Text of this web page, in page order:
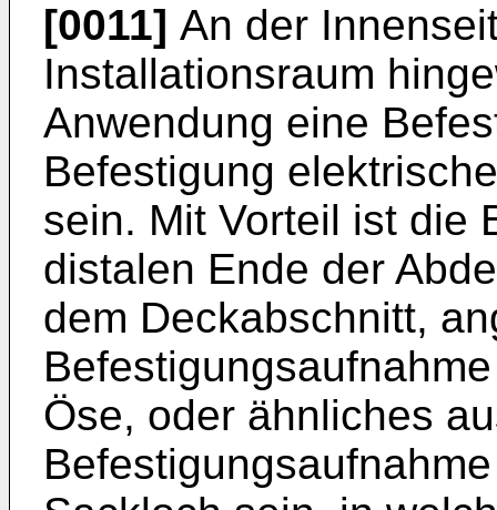
[0011] An der
Installationsraum
Anwendung eine
Befestigung
sein. Mit Vorteil ist die
distalen Ende der
dem Deckabschnitt,
Öse, oder ähnliches